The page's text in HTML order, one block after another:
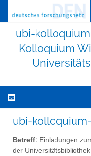
ubi-
Kolloquium
ubi-
Betreff: Einladungen
der Universitätsbibliothek